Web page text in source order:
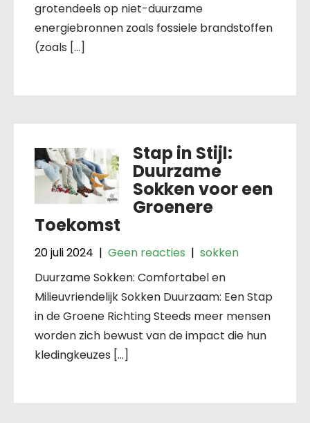
grotendeels op niet-duurzame
energiebronnen zoals fossiele brandstoffen
(zoals […]
Stap in Stijl:
Duurzame
Sokken voor een
Groenere
Toekomst
20 juli 2024 | Geen reacties | sokken
Duurzame Sokken: Comfortabel en
Milieuvriendelijk Sokken Duurzaam: Een Stap
in de Groene Richting Steeds meer mensen
worden zich bewust van de impact die hun
kledingkeuzes […]